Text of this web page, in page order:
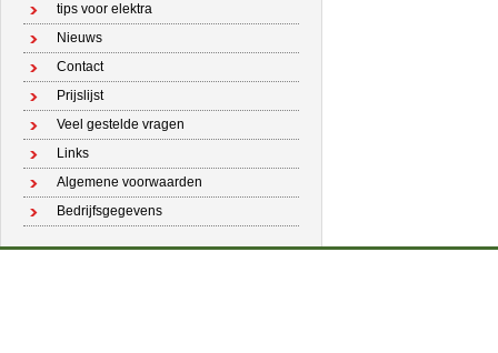
tips voor elektra
Nieuws
Contact
Prijslijst
Veel gestelde vragen
Links
Algemene voorwaarden
Bedrijfsgegevens